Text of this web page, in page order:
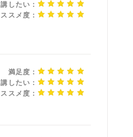
したい：
スメ度：
満足度：
したい：
スメ度：